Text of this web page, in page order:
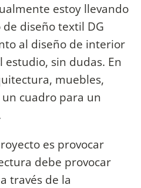
estoy llevando
diseño textil DG
al diseño de interior
sin dudas. En
muebles,
cuadro para un
es provocar
debe provocar
través de la